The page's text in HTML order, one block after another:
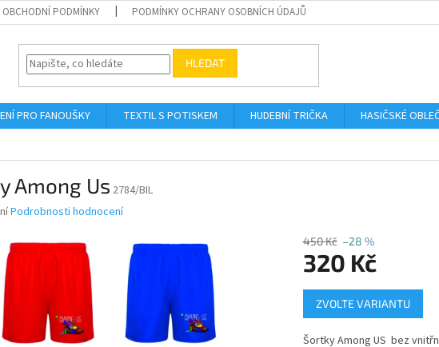
OBCHODNÍ PODMÍNKY PODMÍNKY OCHRANY OSOBNÍCH ÚDAJŮ
HLEDAT
PRO FANOUŠKY TEXTIL S POTISKEM HUDEBNÍ TRIČKA HASIČSKÉ
Among Us 2784/BIL
Podrobnosti hodnocení
450 Kč –28 %
320 Kč
Měrná
cena:
ZVOLTE VARIANTU
Šortky Among US bez